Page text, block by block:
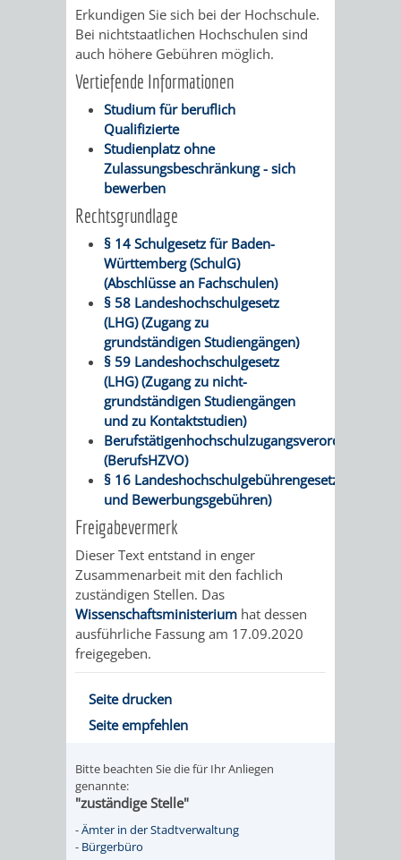
OBERFLOCKENBACH
RIPPENWEIER-
HEILIGKREUZ
FRIEDHOF
SULZBACH
STADTBIBLIOTHEK
A
BIS
Z
AUSLEIHE
MEDIENANGEBOTE
ONLINE-
VERANSTALTUNGEN
AUSBILDUNG
&
PRAKTIKA
LEIHVERKEHR
DER
BIBLIOTHEK
SERVICE
FÜR
LEHRER/INNEN
&
VERMIETUNG
VON
RÄUMEN
KINO
VERANSTALTER
VERANSTALTUNGSRÄUME
STADTHALLE
ROLF-
BÜRGERSAAL
IM
ALTEN
RATHAUS
STADTARCHIV
BENUTZUNG
/
FAMILIENFORSCHUNG
BESTANDSÜBERSICHT
JÜDISCHE
SPUREN
NOTRUFNUMMERN
UND
PARTEIEN
SOZIALE
Erkundigen Sie sich bei der Hochschule.
Bei nichtstaatlichen Hochschulen sind
auch höhere Gebühren möglich.
Vertiefende Informationen
Studium für beruflich
Qualifizierte
Studienplatz ohne
Zulassungsbeschränkung - sich
bewerben
Rechtsgrundlage
§ 14 Schulgesetz für Baden-
Württemberg (SchulG)
(Abschlüsse an Fachschulen)
§ 58 Landeshochschulgesetz
(LHG) (Zugang zu
grundständigen Studiengängen)
§ 59 Landeshochschulgesetz
(LHG) (Zugang zu nicht-
grundständigen Studiengängen
und zu Kontaktstudien)
Berufstätigenhochschulzugangsverordnung
(BerufsHZVO)
§ 16 Landeshochschulgebührengesetz
und Bewerbungsgebühren)
Freigabevermerk
Dieser Text entstand in enger
Zusammenarbeit mit den fachlich
zuständigen Stellen. Das
Wissenschaftsministerium hat dessen
ausführliche Fassung am 17.09.2020
freigegeben.
Seite drucken
Seite empfehlen
Bitte beachten Sie die für Ihr Anliegen
genannte:
"zuständige Stelle"
-Ämter in der Stadtverwaltung
- Bürgerbüro